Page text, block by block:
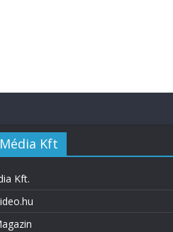
Kft
Kft.